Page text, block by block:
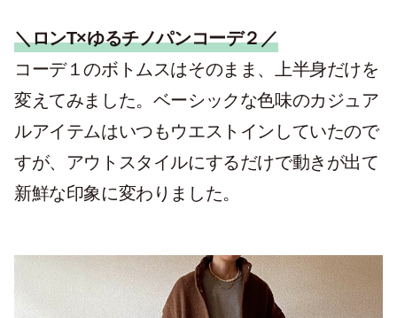
＼ロンT×ゆるチノパンコーデ２／
コーデ１のボトムスはそのまま、上半身だけを
変えてみました。ベーシックな色味のカジュア
ルアイテムはいつもウエストインしていたので
すが、アウトスタイルにするだけで動きが出て
新鮮な印象に変わりました。